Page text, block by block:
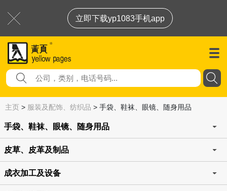
立即下载yp1083手机app
主页 > 服装及配饰、纺织品 > 手袋、鞋袜、眼镜、随身用品
手袋、鞋袜、眼镜、随身用品
皮草、皮革及制品
成衣加工及设备